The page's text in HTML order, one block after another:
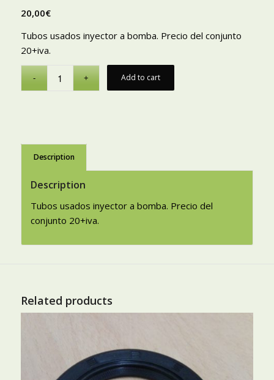
20,00€
Tubos usados inyector a bomba. Precio del conjunto
20+iva.
Add to cart
Description
Description
Tubos usados inyector a bomba. Precio del
conjunto 20+iva.
Related products